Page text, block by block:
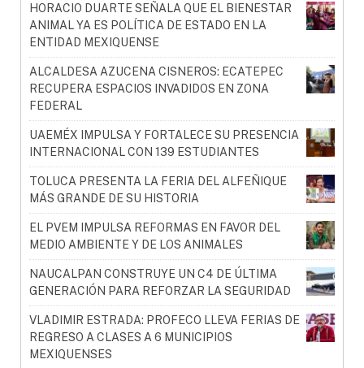
HORACIO DUARTE SEÑALA QUE EL BIENESTAR
ANIMAL YA ES POLÍTICA DE ESTADO EN LA
ENTIDAD MEXIQUENSE
ALCALDESA AZUCENA CISNEROS: ECATEPEC
RECUPERA ESPACIOS INVADIDOS EN ZONA
FEDERAL
UAEMÉX IMPULSA Y FORTALECE SU PRESENCIA
INTERNACIONAL CON 139 ESTUDIANTES
TOLUCA PRESENTA LA FERIA DEL ALFEÑIQUE
MÁS GRANDE DE SU HISTORIA
EL PVEM IMPULSA REFORMAS EN FAVOR DEL
MEDIO AMBIENTE Y DE LOS ANIMALES
NAUCALPAN CONSTRUYE UN C4 DE ÚLTIMA
GENERACIÓN PARA REFORZAR LA SEGURIDAD
VLADIMIR ESTRADA: PROFECO LLEVA FERIAS DE
REGRESO A CLASES A 6 MUNICIPIOS
MEXIQUENSES